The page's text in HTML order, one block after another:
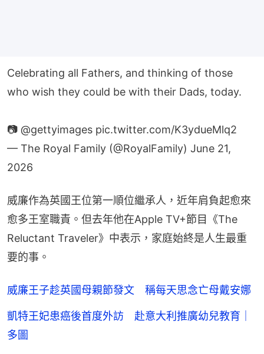
Celebrating all Fathers, and thinking of those
who wish they could be with their Dads, today.
📷 @gettyimages pic.twitter.com/K3ydueMlq2
— The Royal Family (@RoyalFamily) June 21,
2026
威廉作為英國王位第一順位繼承人，近年肩負起愈來
愈多王室職責。但去年他在Apple TV+節目《The
Reluctant Traveler》中表示，家庭始終是人生最重
要的事。
威廉王子趁英國母親節發文 稱每天思念亡母戴安娜
凱特王妃患癌後首度外訪 赴意大利推廣幼兒教育｜
多圖